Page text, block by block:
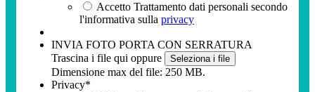
Accetto Trattamento dati personali secondo
l'informativa sulla privacy
INVIA FOTO PORTA CON SERRATURA
Trascina i file qui oppure
Seleziona i file
Dimensione max del file: 250 MB.
Privacy*